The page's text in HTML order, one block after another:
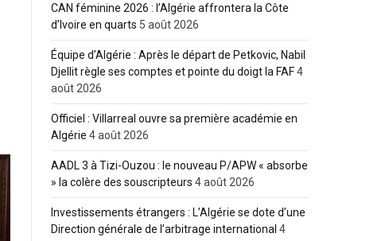
CAN féminine 2026 : l’Algérie affrontera la Côte
d’Ivoire en quarts 5 août 2026
Équipe d’Algérie : Après le départ de Petkovic, Nabil
Djellit règle ses comptes et pointe du doigt la FAF4
août 2026
Officiel : Villarreal ouvre sa première académie en
Algérie 4 août 2026
AADL 3 à Tizi-Ouzou : le nouveau P/APW « absorbe
» la colère des souscripteurs 4 août 2026
Investissements étrangers : L’Algérie se dote d’une
Direction générale de l’arbitrage international 4